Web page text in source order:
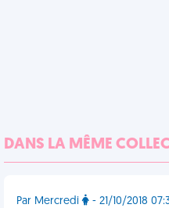
DANS LA MÊME
Par Mercredi - 21/10/2018